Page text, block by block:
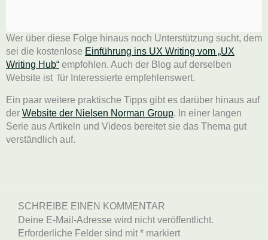
Wer über diese Folge hinaus noch Unterstützung sucht, dem
sei die kostenlose Einführung ins UX Writing vom „UX
Writing Hub“ empfohlen. Auch der Blog auf derselben
Website ist für Interessierte empfehlenswert.
Ein paar weitere praktische Tipps gibt es darüber hinaus auf
der Website der Nielsen Norman Group. In einer langen
Serie aus Artikeln und Videos bereitet sie das Thema gut
verständlich auf.
SCHREIBE EINEN KOMMENTAR
Deine E-Mail-Adresse wird nicht veröffentlicht.
Erforderliche Felder sind mit * markiert